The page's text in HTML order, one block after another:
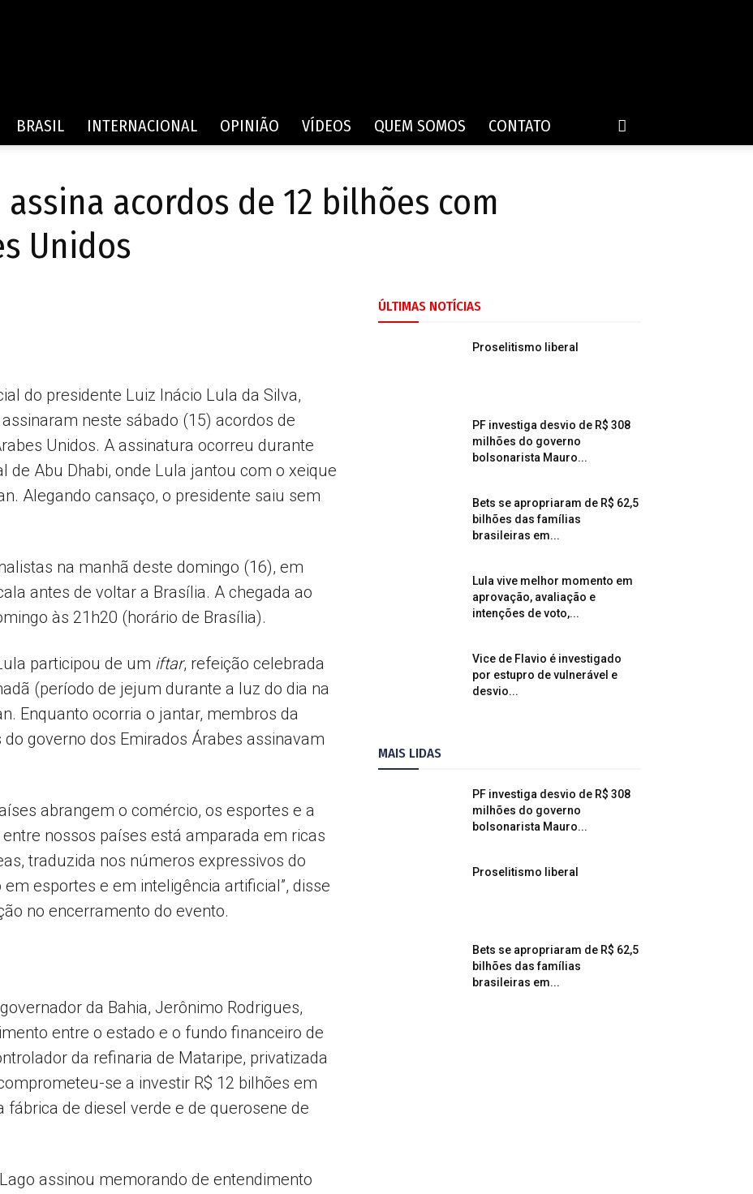
de
Popular
BRASIL INTERNACIONAL OPINIÃO VÍDEOS QUEM SOMOS CONTATO
acordos de 12 bilhões com
Unidos
do presidente Luiz Inácio Lula da Silva,
neste sábado (15) acordos de
Unidos. A assinatura ocorreu durante
de Abu Dhabi, onde Lula jantou com o xeique
Alegando cansaço, o presidente saiu sem
na manhã deste domingo (16), em
antes de voltar a Brasília. A chegada ao
às 21h20 (horário de Brasília).
participou de um iftar, refeição celebrada
(período de jejum durante a luz do dia na
Enquanto ocorria o jantar, membros da
governo dos Emirados Árabes assinavam
abrangem o comércio, os esportes e a
nossos países está amparada em ricas
traduzida nos números expressivos do
esportes e em inteligência artificial”, disse
no encerramento do evento.
da Bahia, Jerônimo Rodrigues,
entre o estado e o fundo financeiro de
da refinaria de Mataripe, privatizada
se a investir R$ 12 bilhões em
de diesel verde e de querosene de
assinou memorando de entendimento
ÚLTIMAS NOTÍCIAS
Proselitismo liberal
PF investiga desvio de R$ 308
milhões do governo
bolsonarista Mauro...
Bets se apropriaram de R$ 62,5
bilhões das famílias
brasileiras em...
Lula vive melhor momento em
aprovação, avaliação e
intenções de voto,...
Vice de Flavio é investigado
por estupro de vulnerável e
desvio...
MAIS LIDAS
PF investiga desvio de R$ 308
milhões do governo
bolsonarista Mauro...
Proselitismo liberal
Bets se apropriaram de R$ 62,5
bilhões das famílias
brasileiras em...